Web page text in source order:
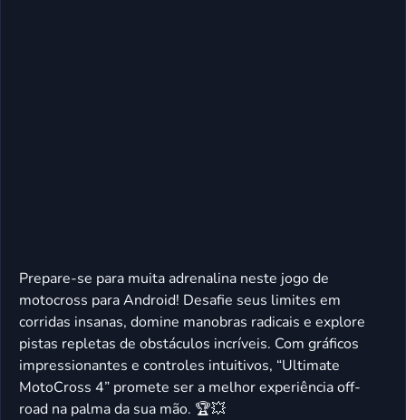
Prepare-se para muita adrenalina neste jogo de
motocross para Android! Desafie seus limites em
corridas insanas, domine manobras radicais e explore
pistas repletas de obstáculos incríveis. Com gráficos
impressionantes e controles intuitivos, “Ultimate
MotoCross 4” promete ser a melhor experiência off-
road na palma da sua mão. 🏆💥